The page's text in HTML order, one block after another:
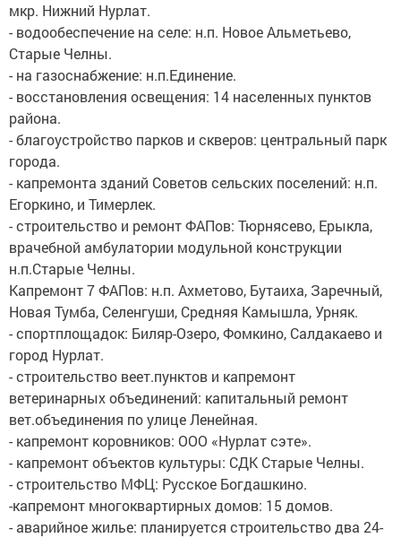
мкр. Нижний Нурлат.
- водообеспечение на селе: н.п. Новое Альметьево,
Старые Челны.
- на газоснабжение: н.п.Единение.
- восстановления освещения: 14 населенных пунктов
района.
- благоустройство парков и скверов: центральный парк
города.
- капремонта зданий Советов сельских поселений: н.п.
Егоркино, и Тимерлек.
- строительство и ремонт ФАПов: Тюрнясево, Ерыкла,
врачебной амбулатории модульной конструкции
н.п.Старые Челны.
Капремонт 7 ФАПов: н.п. Ахметово, Бутаиха, Заречный,
Новая Тумба, Селенгуши, Средняя Камышла, Урняк.
- спортплощадок: Биляр-Озеро, Фомкино, Салдакаево и
город Нурлат.
- строительство веет.пунктов и капремонт
ветеринарных объединений: капитальный ремонт
вет.объединения по улице Ленейная.
- капремонт коровников: ООО «Нурлат сэте».
- капремонт объектов культуры: СДК Старые Челны.
- строительство МФЦ: Русское Богдашкино.
-капремонт многоквартирных домов: 15 домов.
- аварийное жилье: планируется строительство два 24-